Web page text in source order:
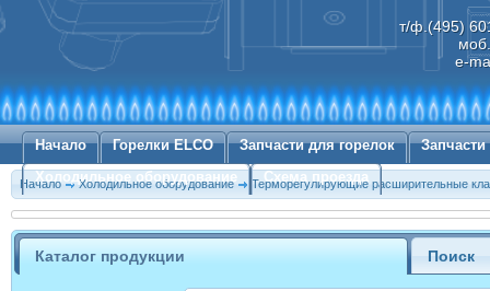
т/ф.(495)
e-
Начало Горелки ELCO Запчасти для горелок
Холодильное оборудование
Схема проезда
Начало Холодильное оборудование Терморегулирующие расширительные
Каталог продукции Поиск